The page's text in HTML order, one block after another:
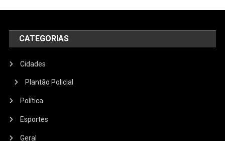
CATEGORIAS
Cidades
Plantão Policial
Política
Esportes
Geral